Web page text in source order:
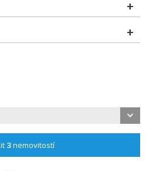
3nemovitostí